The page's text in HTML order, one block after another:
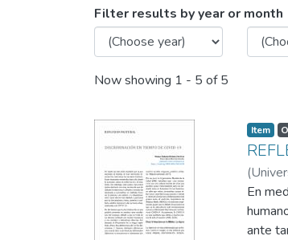
Browsing Revista
Filter results by year or month
Now showing 1 - 5 of 5
Item
(
En
ante